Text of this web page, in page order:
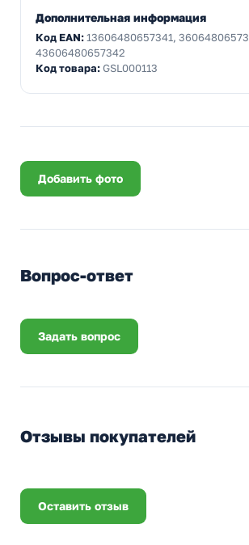
Дополнительная информация
Код EAN:13606480657341,
43606480657342
Код товара:GSL000113
Добавить фото
Вопрос-ответ
Задать вопрос
Отзывы покупателей
Оставить отзыв